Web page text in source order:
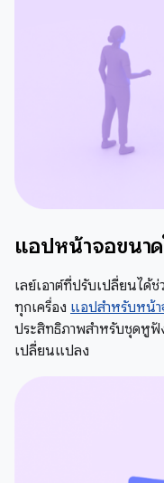
แอปหน้าจอขนา
เลย์เอาต์ที่ปรับเปลี่ยนได้
ทุกเครื่อง แอปสำหรับหน้
ประสิทธิภาพสำหรับชุดหูฟั
เปลี่ยนแปลง